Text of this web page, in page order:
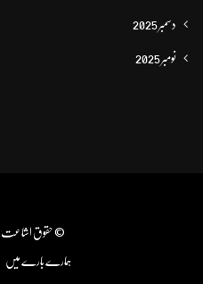
دسمبر 2025
نومبر 2025
© حقوق اشاعت
ہمارے بارے میں